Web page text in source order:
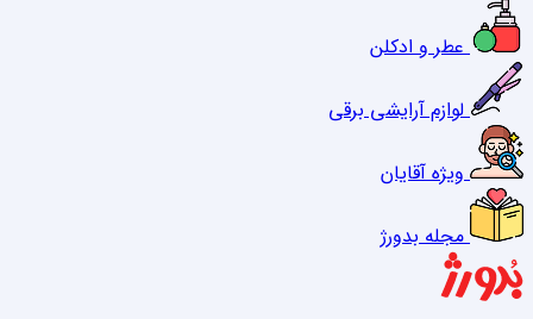
عطر و ادکلن
لوازم آرایشی برقی
ویژه آقایان
مجله بدورژ